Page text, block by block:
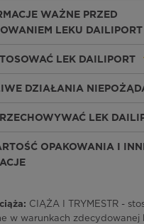
WAŻNE PRZED
LEKU DAILIPORT
LEK DAILIPORT
DZIAŁANIA
LEK
OPAKOWANIA I
CIĄŻA I TRYMESTR -
w warunkach zdecydowanej